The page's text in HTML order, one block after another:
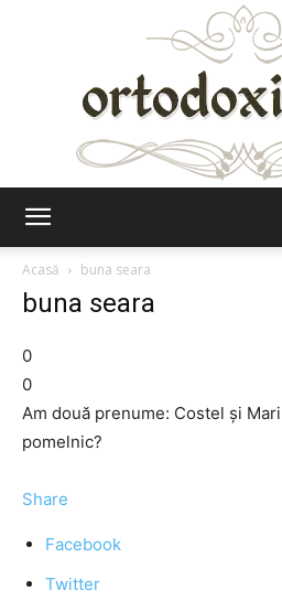
Acasă
buna seara
buna seara
0
0
Am două prenume: Costel și
pomelnic?
Share
Facebook
Twitter